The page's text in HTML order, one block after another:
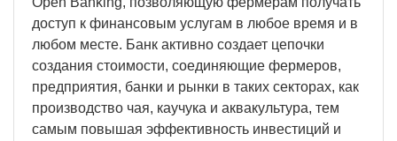
доступ к финансовым услугам в любое время и в
любом месте. Банк активно создает цепочки
создания стоимости, соединяющие фермеров,
предприятия, банки и рынки в таких секторах, как
производство чая, каучука и аквакультура, тем
самым повышая эффективность инвестиций и